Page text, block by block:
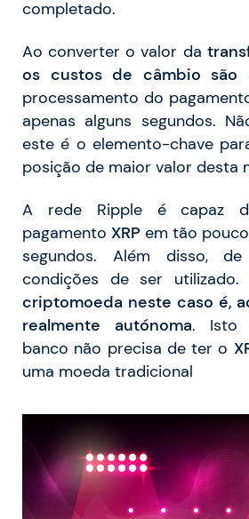
completado.
Ao converter o valor da
os custos de câmbio são
processamento do
apenas alguns segundos.
este é o elemento-chave
posição de maior valor desta
A rede Ripple é capaz
pagamento XRP em tão
segundos. Além disso,
condições de ser utilizado.
criptomoeda neste caso é,
realmente autónoma. Isto
banco não precisa de ter o
uma moeda tradicional